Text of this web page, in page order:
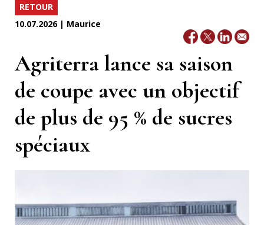
RETOUR
10.07.2026 | Maurice
Agriterra lance sa saison
de coupe avec un objectif
de plus de 95 % de sucres
spéciaux